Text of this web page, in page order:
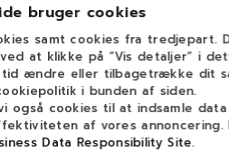
.325" 1,6 mm (0,063″)
310,00 kr.
bruger cookies
samt cookies fra tredjepart.
at klikke på ”Vis detaljer” i
tid ændre eller tilbagetrække dit
i bunden af siden.
også cookies til at indsamle
af vores annoncering.
Data Responsibility Site.